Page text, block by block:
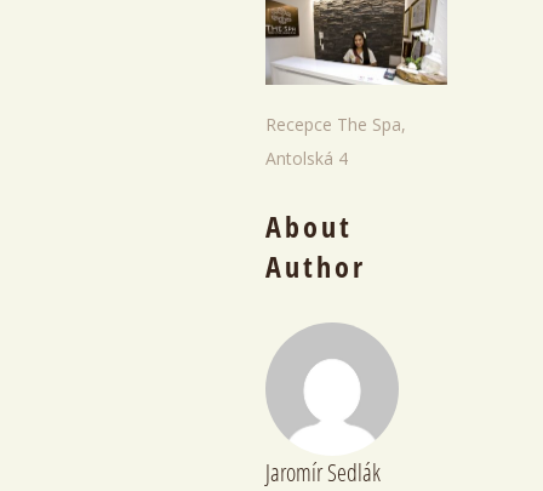
Recepce The Spa,
Antolská 4
About
Author
Jaromír Sedlák